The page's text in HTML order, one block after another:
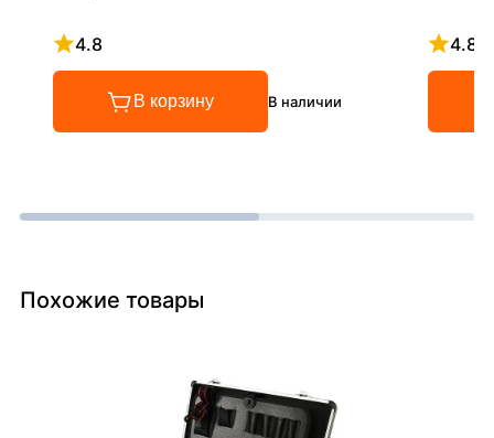
4.8
Рейтинг 4.8 из 5
В корзину В наличии
4.8
Похожие товары